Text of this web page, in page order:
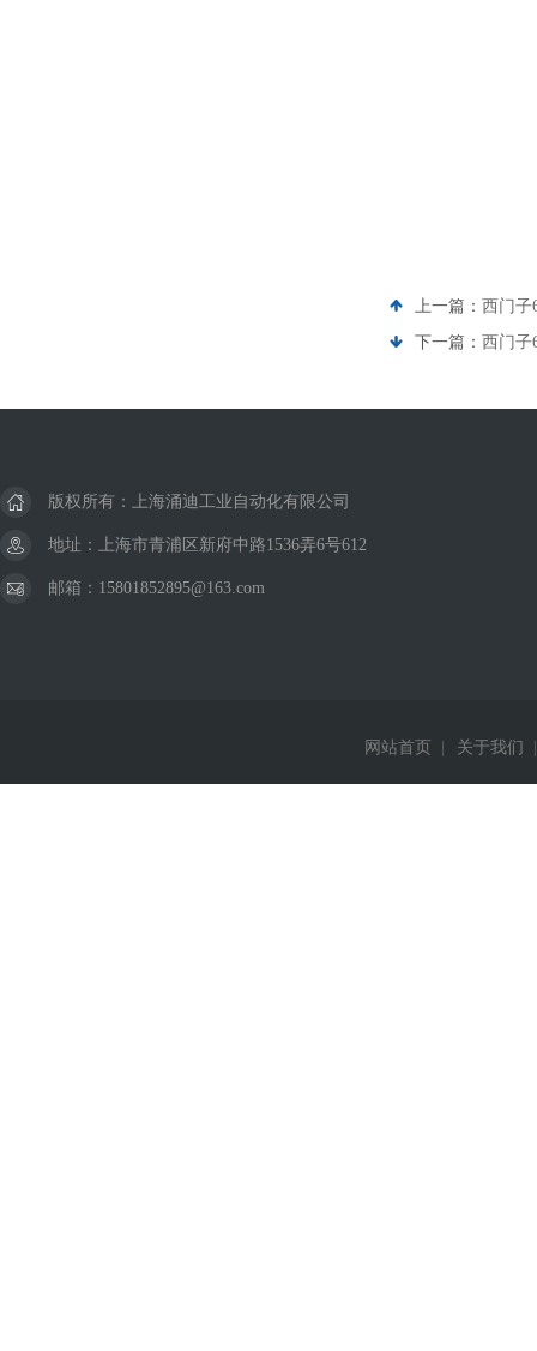
上一篇： 西门子
下一篇： 西门子
版权所有：上海涌迪工业自动化有限公司
地址：上海市青浦区新府中路1536弄6号612
邮箱：15801852895@163.com
网站首页 关于我们